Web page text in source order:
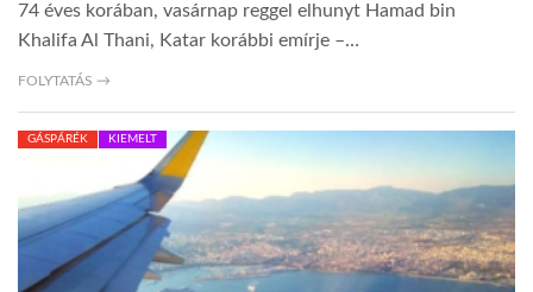
74 éves korában, vasárnap reggel elhunyt Hamad bin
Khalifa Al Thani, Katar korábbi emírje –…
FOLYTATÁS →
GÁSPÁRÉK KIEMELT